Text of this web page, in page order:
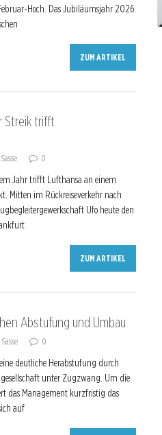
Hoch. Das Jubiläumsjahr 2026
ZUM ARTIKEL
Streik trifft
0
Jahr trifft Lufthansa an einem
Mitten im Rückreiseverkehr nach
Ufo heute den
ZUM ARTIKEL
Abstufung und Umbau
0
deutliche Herabstufung durch
unter Zugzwang. Um die
das Management kurzfristig das
auf